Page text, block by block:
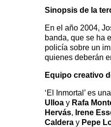
Sinopsis de la
En el año 2004,
banda, que se ha
policía sobre un
quienes deberán
Equipo creativo
‘El Inmortal’ es
Ulloa y Rafa
Hervás, Irene
Caldera y Pepe